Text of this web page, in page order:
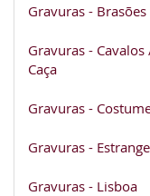
Gravuras - Brasões
Gravuras - Cavalos
Caça
Gravuras -
Gravuras -
Gravuras - Lisboa